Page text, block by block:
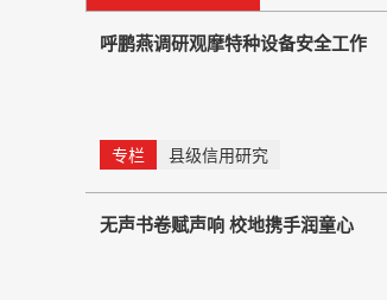
呼鹏燕调研观摩特种设备安全工作
专栏 县级信用研究
无声书卷赋声响 校地携手润童心